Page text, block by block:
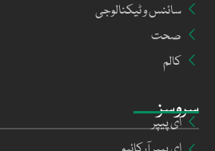
سروسز
ای پیپر
سائنس و ٹیکنالوجی
صحت
کالم